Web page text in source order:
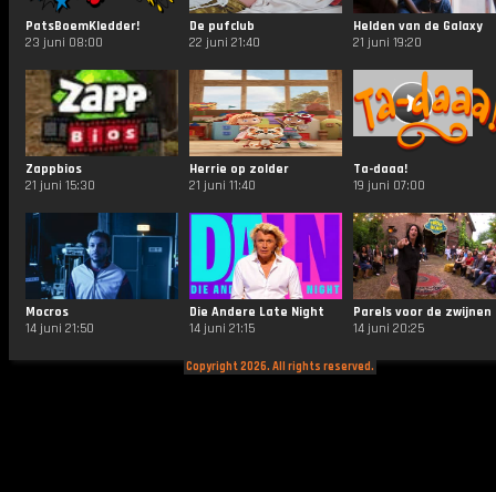
PatsBoemKledder!
23 juni 08:00
De pufclub
22 juni 21:40
Helden van de Galaxy
21 juni 19:20
Zappbios
21 juni 15:30
Herrie op zolder
21 juni 11:40
Ta-daaa!
19 juni 07:00
Mocros
14 juni 21:50
Die Andere Late Night
14 juni 21:15
Parels voor de zwijnen
14 juni 20:25
Copyright 2026. All rights reserved.